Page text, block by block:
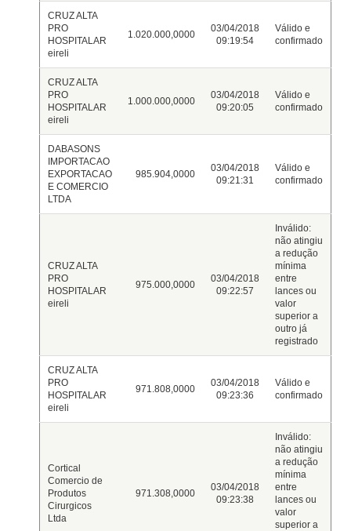
CRUZ ALTA
PRO
HOSPITALAR
eireli
1.020.000,0000
03/04/2018
09:19:54
Válido e
confirmado
CRUZ ALTA
PRO
HOSPITALAR
eireli
1.000.000,0000
03/04/2018
09:20:05
Válido e
confirmado
DABASONS
IMPORTACAO
EXPORTACAO
E COMERCIO
LTDA
985.904,0000
03/04/2018
09:21:31
Válido e
confirmado
CRUZ ALTA
PRO
HOSPITALAR
eireli
975.000,0000
03/04/2018
09:22:57
Inválido:
não atingiu
a redução
mínima
entre
lances ou
valor
superior a
outro já
registrado
CRUZ ALTA
PRO
HOSPITALAR
eireli
971.808,0000
03/04/2018
09:23:36
Válido e
confirmado
Cortical
Comercio de
Produtos
Cirurgicos
Ltda
971.308,0000
03/04/2018
09:23:38
Inválido:
não atingiu
a redução
mínima
entre
lances ou
valor
superior a